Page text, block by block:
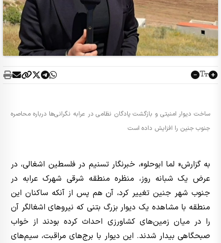
ساخت دیوار امنیتی و بازگشت پادگان نظامی در عرابه نگرانی‌ها درباره محاصره
جنوب جنین را افزایش داده است
به گزارش« لما ابوحلو»، خبرنگار تسنیم در فلسطین اشغالی، در
عرض یک شبانه روز، منظره منطقه شرقی شهرک عرابه در
جنوب شهر جنین تغییر کرد، آن هم پس از آنکه ساکنان این
منطقه با مشاهده یک دیوار بزرگ بتنی که نیروهای اشغالگر آن
را در میان زمین‌های کشاورزی احداث کرده بودند از خواب
صبحگاهی بیدار شدند. این دیوار با برج‌های مراقبت، سیم‌های